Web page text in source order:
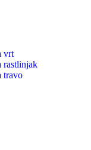
vrt
rastlinjak
travo